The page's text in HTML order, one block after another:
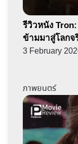
รีวิวหนัง Tron:
ข้ามมาสู่โลกจ
3 February
ภาพยนตร์